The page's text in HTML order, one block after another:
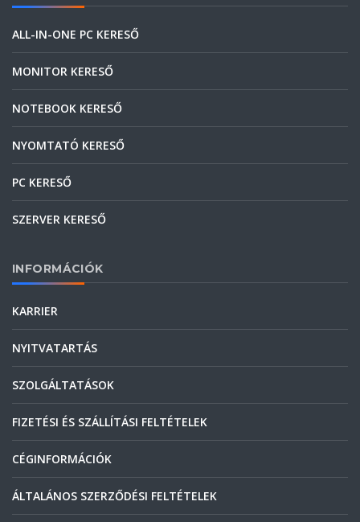
ALL-IN-ONE PC KERESŐ
MONITOR KERESŐ
NOTEBOOK KERESŐ
NYOMTATÓ KERESŐ
PC KERESŐ
SZERVER KERESŐ
INFORMÁCIÓK
KARRIER
NYITVATARTÁS
SZOLGÁLTATÁSOK
FIZETÉSI ÉS SZÁLLÍTÁSI FELTÉTELEK
CÉGINFORMÁCIÓK
ÁLTALÁNOS SZERZŐDÉSI FELTÉTELEK